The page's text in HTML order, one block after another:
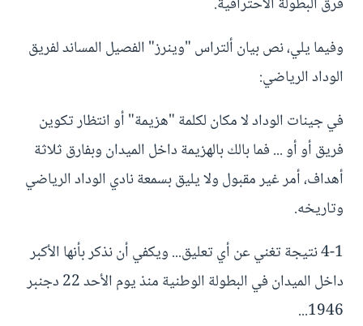
وفيما يلي، نص بيان ألتراس "وينرز" الفصيل المساند لفريق
الوداد الرياضي:
في جينات الوداد لا مكان لكلمة "هزيمة" أو انتظار تكوين
فريق أو أو ... فما بالك بالهزيمة داخل الميدان وبفارق ثلاثة
أهداف، أمر غير مقبول ولا يليق بسمعة نادي الوداد الرياضي
وتاريخه.
4-1 نتيجة تغني عن أي تعليق... ويكفي أن نذكر بأنها الأكبر
داخل الميدان في البطولة الوطنية منذ يوم الأحد 22 دجنبر
1946...